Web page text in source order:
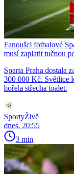
Fanoušci fotbalové
musí zaplatit tučnou
Sparta Praha dostala
300 000 Kč. Světlice
hořela střecha toalet.
SportyŽivě
dnes, 20:55
3 min